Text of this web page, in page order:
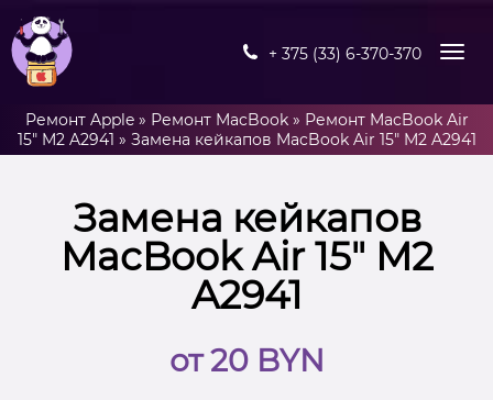
+ 375 (33) 6-370-370
Ремонт Apple» Ремонт MacBook» Ремонт MacBook Air
15" M2 A2941 » Замена кейкапов MacBook Air 15″ M2 A2941
Замена кейкапов
MacBook Air 15″ M2
A2941
от 20 BYN